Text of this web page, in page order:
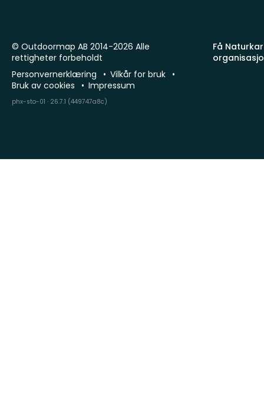
Få
© Outdoormap AB 2014-2026 Alle
rettigheter forbeholdt
Personvernerklæring
Vilkår for bruk
Bruk av cookies
Impressum
phx-sto-01 · 26.7.1 (449747a8c)